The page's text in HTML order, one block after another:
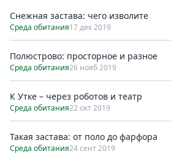
Снежная застава: чего изволите
Среда обитания17 дек 2019
Полюстрово: просторное и разное
Среда обитания26 нояб 2019
К Утке – через роботов и театр
Среда обитания22 окт 2019
Такая застава: от поло до фарфора
Среда обитания24 сент 2019